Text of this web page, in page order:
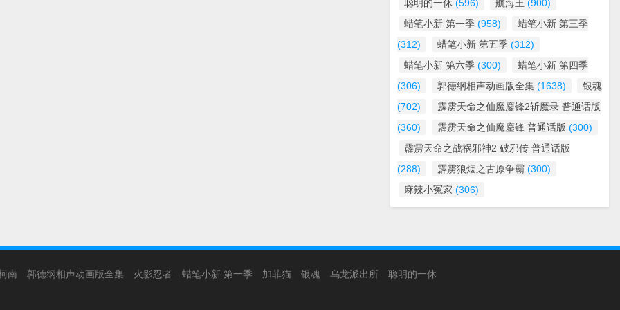
聪明的一休 (596) 航海王 (900)
蜡笔小新 第一季 (958)
蜡笔小新 第三季
(312)
蜡笔小新 第五季 (312)
蜡笔小新 第六季 (300)
蜡笔小新 第四季
(306)
郭德纲相声动画版全集 (1638)
银魂
(702)
霹雳天命之仙魔鏖锋2斩魔录 普通话版
(360)
霹雳天命之仙魔鏖锋 普通话版 (300)
霹雳天命之战祸邪神2 破邪传 普通话版
(288)
霹雳狼烟之古原争霸 (300)
麻辣小冤家 (306)
南 郭德纲相声动画版全集 火影忍者 蜡笔小新 第一季 加菲猫 银魂 乌龙派出所 聪明的一休